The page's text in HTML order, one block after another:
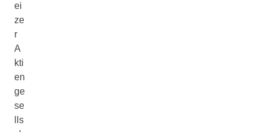
ei
ze
r
A
kti
en
ge
se
lls